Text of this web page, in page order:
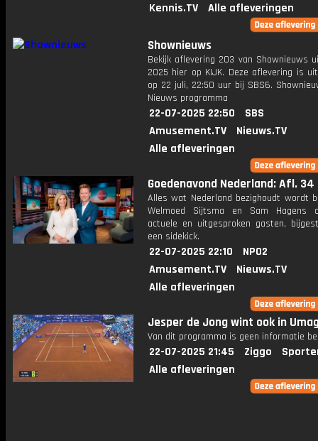
Kennis.TV
Alle afleveringen
Shownieuws
Bekijk aflevering 203 van Shownieuws
2025 hier op KIJK. Deze aflevering is
op 22 juli, 22:50 uur bij SBS6.
Nieuws programma
22-07-2025 22:50
SBS
Amusement.TV
Nieuws.TV
Alle afleveringen
Goedenavond Nederland: Afl. 34
Alles wat Nederland bezighoudt wordt
Welmoed Sijtsma en Sam Hagens
actuele en uitgesproken gasten,
een sidekick.
22-07-2025 22:10
NPO2
Amusement.TV
Nieuws.TV
Alle afleveringen
Jesper de Jong wint ook in
Van dit programma is geen informatie
22-07-2025 21:45 Ziggo
Alle afleveringen